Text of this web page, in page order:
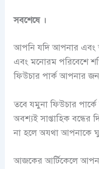
সবশেষে ।
আপনি যদি আপনার এবং
এবং মনোরম পরিবেশে
ফিউচার পার্ক আপনার
তবে যমুনা ফিউচার
অবশ্যই সাপ্তাহিক বন্ধের
না হলে অযথা আপনাকে
আজকের আর্টিকেলে